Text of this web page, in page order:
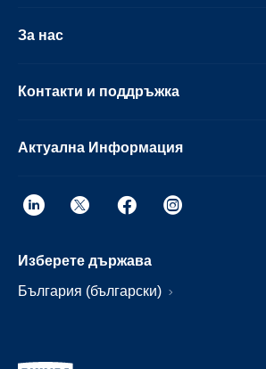
За нас
Контакти и поддръжка
Актуална Информация
Изберете държава
България (български)